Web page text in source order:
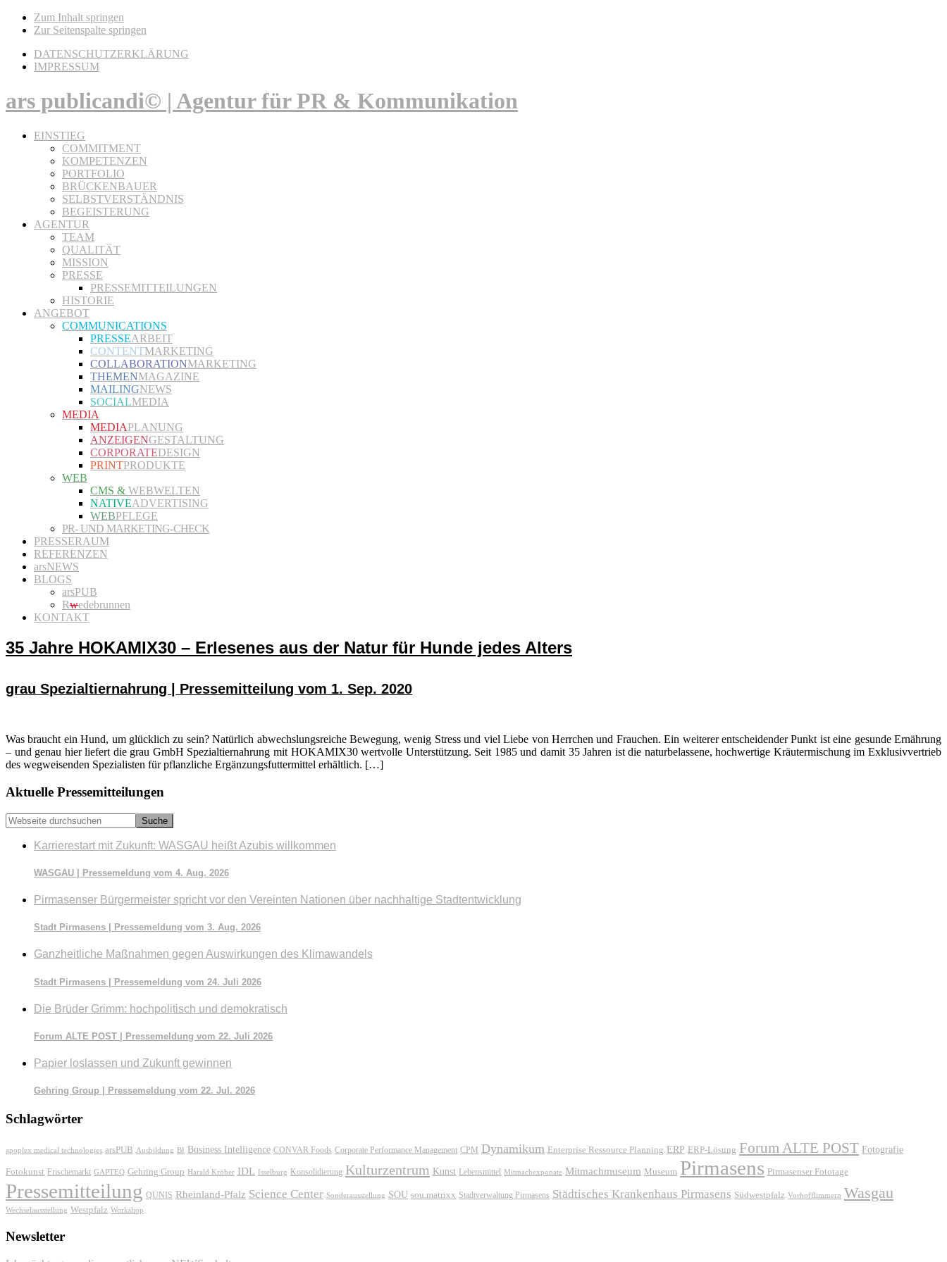
Zum Inhalt springen
Zur Seitenspalte springen
DATENSCHUTZERKLÄRUNG
IMPRESSUM
ars publicandi© | Agentur für PR & Kommunikation
EINSTIEG
COMMITMENT
KOMPETENZEN
PORTFOLIO
BRÜCKENBAUER
SELBSTVERSTÄNDNIS
BEGEISTERUNG
AGENTUR
TEAM
QUALITÄT
MISSION
PRESSE
PRESSEMITTEILUNGEN
HISTORIE
ANGEBOT
COMMUNICATIONS
PRESSEARBEIT
CONTENTMARKETING
COLLABORATIONMARKETING
THEMENMAGAZINE
MAILINGNEWS
SOCIALMEDIA
MEDIA
MEDIAPLANUNG
ANZEIGENGESTALTUNG
CORPORATEDESIGN
PRINTPRODUKTE
WEB
CMS & WEBWELTEN
NATIVEADVERTISING
WEBPFLEGE
PR- UND MARKETING-CHECK
PRESSERAUM
REFERENZEN
arsNEWS
BLOGS
arsPUB
Rwedebrunnen
KONTAKT
35 Jahre HOKAMIX30 – Erlesenes aus der Natur für Hunde jedes Alters
grau Spezialtiernahrung | Pressemitteilung vom 1. Sep. 2020
Was braucht ein Hund, um glücklich zu sein? Natürlich abwechslungsreiche Bewegung, wenig Stress und viel Liebe von Herrchen und Frauchen. Ein weiterer entscheidender Punkt ist eine gesunde Ernährung
– und genau hier liefert die grau GmbH Spezialtiernahrung mit HOKAMIX30 wertvolle Unterstützung. Seit 1985 und damit 35 Jahren ist die naturbelassene, hochwertige Kräutermischung im Exklusivvertrieb
des wegweisenden Spezialisten für pflanzliche Ergänzungsfuttermittel erhältlich. […]
Seitenspalte
Aktuelle Pressemitteilungen
Webseite
durchsuchen
Karrierestart mit Zukunft: WASGAU heißt Azubis willkommen
WASGAU | Pressemeldung vom 4. Aug. 2026
Pirmasenser Bürgermeister spricht vor den Vereinten Nationen über nachhaltige Stadtentwicklung
Stadt Pirmasens | Pressemeldung vom 3. Aug. 2026
Ganzheitliche Maßnahmen gegen Auswirkungen des Klimawandels
Stadt Pirmasens | Pressemeldung vom 24. Juli 2026
Die Brüder Grimm: hochpolitisch und demokratisch
Forum ALTE POST | Pressemeldung vom 22. Juli 2026
Papier loslassen und Zukunft gewinnen
Gehring Group | Pressemeldung vom 22. Jul. 2026
Schlagwörter
apoplex medical technologies arsPUB Ausbildung BI Business Intelligence CONVAR Foods Corporate Performance Management CPM Dynamikum Enterprise Ressource Planning ERP ERP-Lösung Forum ALTE POST Fotografie
Fotokunst Frischemarkt GAPTEQ Gehring Group Harald Kröher IDL Isselburg Konsolidierung Kulturzentrum Kunst Lebensmittel Mitmachexponate Mitmachmuseum Museum Pirmasens Pirmasenser Fototage
Pressemitteilung QUNIS Rheinland-Pfalz Science Center Sonderausstellung SOU sou.matrixx Stadtverwaltung Pirmasens Städtisches Krankenhaus Pirmasens Südwestpfalz Vorhofflimmern Wasgau
Wechselausstellung Westpfalz Workshop
Newsletter